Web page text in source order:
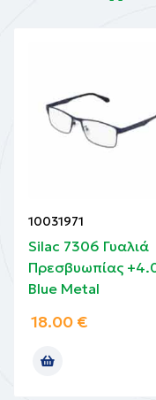
10031971
Silac 7306 Γυαλιά
Πρεσβυωπίας
Blue Metal
18.00 €